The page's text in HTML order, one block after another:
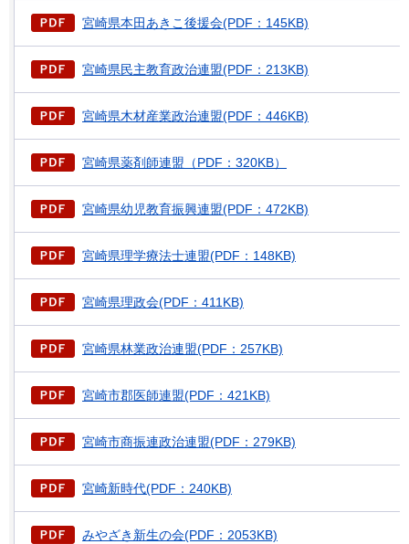
宮崎県本田あきこ後援会(PDF：145KB)
宮崎県民主教育政治連盟(PDF：213KB)
宮崎県木材産業政治連盟(PDF：446KB)
宮崎県薬剤師連盟（PDF：320KB）
宮崎県幼児教育振興連盟(PDF：472KB)
宮崎県理学療法士連盟(PDF：148KB)
宮崎県理政会(PDF：411KB)
宮崎県林業政治連盟(PDF：257KB)
宮崎市郡医師連盟(PDF：421KB)
宮崎市商振連政治連盟(PDF：279KB)
宮崎新時代(PDF：240KB)
みやざき新生の会(PDF：2053KB)